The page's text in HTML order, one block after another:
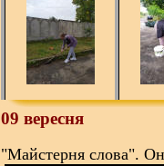
09 вересня
"Майстерня слова".